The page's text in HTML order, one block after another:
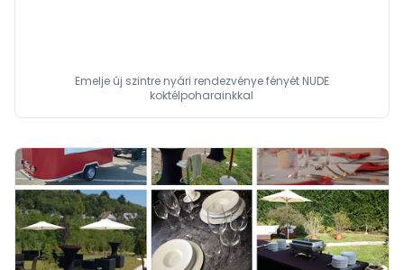
Emelje új szintre nyári rendezvénye fényét NUDE
koktélpoharainkkal